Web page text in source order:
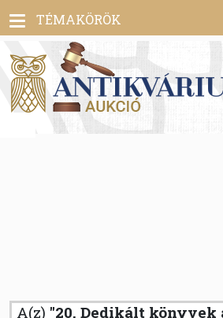
Toggle
navigation
TÉMAKÖRÖK
A(z) "20. Dedikált könyvek